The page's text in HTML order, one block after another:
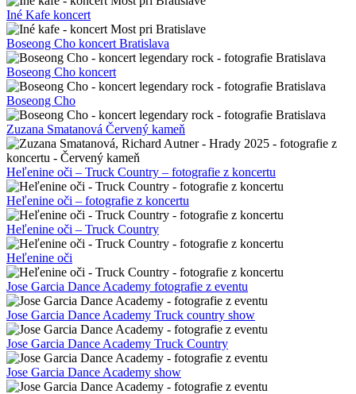
Iné Kafe koncert
Boseong Cho koncert Bratislava
Boseong Cho koncert
Boseong Cho
Zuzana Smatanová Červený kameň
Heľenine oči – Truck Country – fotografie z koncertu
Heľenine oči – fotografie z koncertu
Heľenine oči – Truck Country
Heľenine oči
Jose Garcia Dance Academy fotografie z eventu
Jose Garcia Dance Academy Truck country show
Jose Garcia Dance Academy Truck Country
Jose Garcia Dance Academy show